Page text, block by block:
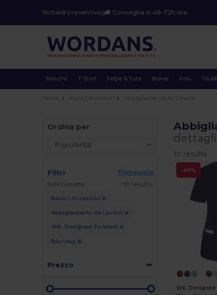
Richiedi preventivo Consegna in 48-72h ore
Marche T-Shirt Felpe & Tute Borse Polo
Ordina per
Filtri
Reimposta
Selezionato
10 results.
Basic | Accessori
Abbigliamento da Lavoro
WK. Designed To Work
Blu navy
Prezzo
10 results.
-40%
WK.